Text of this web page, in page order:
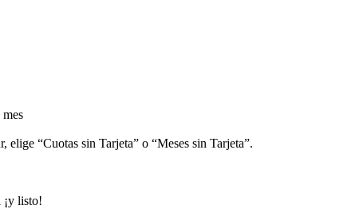
“Cuotas sin Tarjeta” o “Meses sin Tarjeta”.
¡y listo!